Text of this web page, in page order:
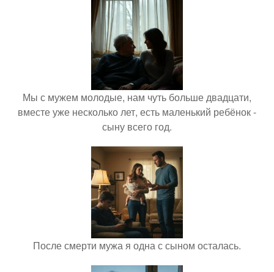
Мы с мужем молодые, нам чуть больше двадцати,
вместе уже несколько лет, есть маленький ребёнок -
сыну всего год.
После смерти мужа я одна с сыном осталась.